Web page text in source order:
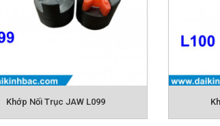
mòn khi va chạm
quá tải
lệch tâm giữa các trục
là một thiết bị cơ khí trung gian được
Khớp Nối Trục JAW L099